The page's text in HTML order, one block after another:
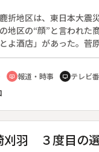
コンサートの実現を前
を信じ、心の中の国境
者の１５３０日を追う
折地区は、東日本大震
地区の“顔”と言われた
よ酒店」があった。菅
で、夫の豊和さんや息
月１１日。家族８人が
大津波。豊和さんは家
いた。２階の住居にい
波に流され、行方不明
が見つからぬまま、夫
。時が経つにつれ、夫
ondemand_video 報道・時事 tv テレビ
羽 ３度目の